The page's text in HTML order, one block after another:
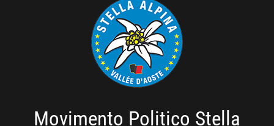
Movimento Politico Stella